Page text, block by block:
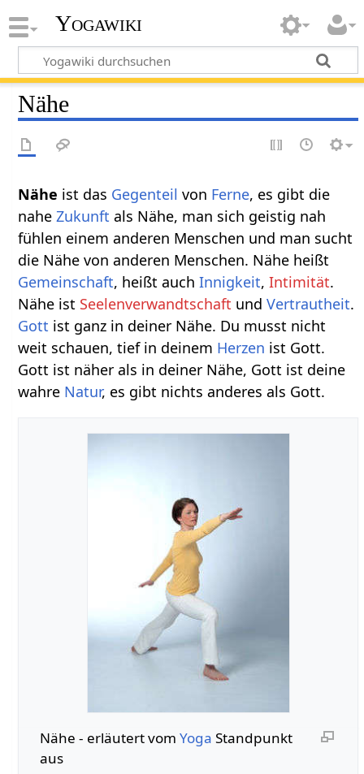
Yogawiki
Nähe
ist das Gegenteil von Ferne, es gibt die
naheZukunft als Nähe, man sich geistig nah
fühlen einem anderen Menschen und man sucht
die Nähe von anderen Menschen. Nähe heißt
Gemeinschaft, heißt auchInnigkeit,Intimität.
Nähe ist Seelenverwandtschaft undVertrautheit.
Gott ist ganz in deiner Nähe. Du musst nicht
weit schauen, tief in deinem Herzen ist Gott.
Gott ist näher als in deiner Nähe, Gott ist deine
wahre Natur, es gibt nichts anderes als Gott.
Nähe‏‎ - erläutert vom Yoga Standpunkt
aus